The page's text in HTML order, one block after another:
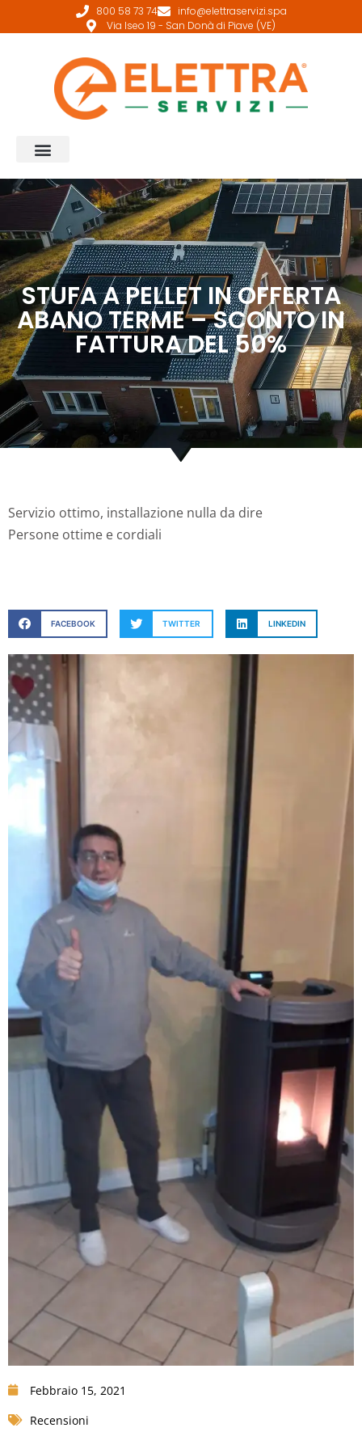
800 58 73 74
info@elettraservizi.spa
Via Iseo 19 - San Donà di Piave (VE)
STUFA A PELLET IN OFFERTA
ABANO TERME – SCONTO IN
FATTURA DEL 50%
Servizio ottimo, installazione nulla da dire
Persone ottime e cordiali
FACEBOOK TWITTER LINKEDIN
Febbraio 15, 2021
Recensioni